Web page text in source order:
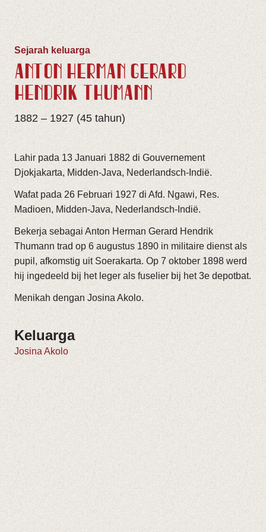
Sejarah keluarga
ANTON HERMAN GERARD
HENDRIK THÜMANN
1882 – 1927 (45 tahun)
Lahir pada 13 Januari 1882 di Gouvernement
Djokjakarta, Midden-Java, Nederlandsch-Indië.
Wafat pada 26 Februari 1927 di Afd. Ngawi, Res.
Madioen, Midden-Java, Nederlandsch-Indië.
Bekerja sebagai Anton Herman Gerard Hendrik
Thumann trad op 6 augustus 1890 in militaire dienst als
pupil, afkomstig uit Soerakarta. Op 7 oktober 1898 werd
hij ingedeeld bij het leger als fuselier bij het 3e depotbat.
Menikah dengan Josina Akolo.
Keluarga
Josina Akolo